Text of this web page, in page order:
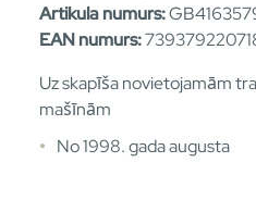
Artikula numurs:
EAN numurs:
Uz skapīša novietojamām
mašīnām
No 1998. gada augusta